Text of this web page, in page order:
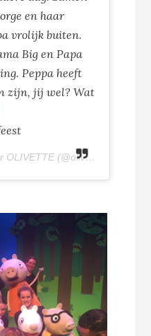
en haar
vrolijk buiten.
Big en Papa
Peppa heeft
zijn, jij wel? Wat
Een bericht gedeeld door OLIVETTE (@olivettepuntnl) op